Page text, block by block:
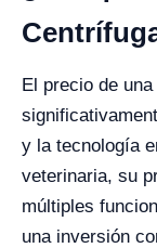
El precio de
y la tecnología
veterinaria, su
múltiples
una inversión